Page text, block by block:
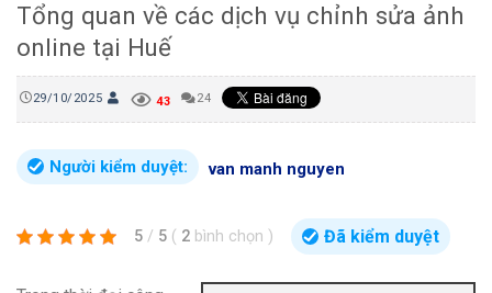
Tổng quan về các dịch vụ chỉnh sửa ảnh
online tại Huế
29/10/2025 43 24
Người kiểm duyệt: van manh nguyen
5 / 5 ( 2 bình chọn ) Đã kiểm duyệt